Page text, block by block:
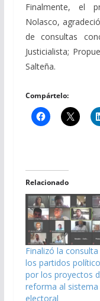
Finalmente, el
Nolasco,
de consultas
Justicialista;
Salteña.
Compártelo:
Relacionado
Finalizó la consulta
los partidos
por los proyectos
reforma al sistema
electoral